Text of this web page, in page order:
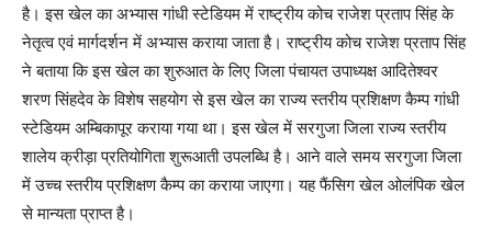
है। इस खेल का अभ्यास गांधी स्टेडियम में राष्ट्रीय कोच राजेश प्रताप सिंह के
नेतृत्व एवं मार्गदर्शन में अभ्यास कराया जाता है। राष्ट्रीय कोच राजेश प्रताप सिंह
ने बताया कि इस खेल का शुरुआत के लिए जिला पंचायत उपाध्यक्ष आदितेश्वर
शरण सिंहदेव के विशेष सहयोग से इस खेल का राज्य स्तरीय प्रशिक्षण कैम्प गांधी
स्टेडियम अम्बिकापूर कराया गया था। इस खेल में सरगुजा जिला राज्य स्तरीय
शालेय क्रीड़ा प्रतियोगिता शुरूआती उपलब्धि है। आने वाले समय सरगुजा जिला
में उच्च स्तरीय प्रशिक्षण कैम्प का कराया जाएगा। यह फैंसिग खेल ओलंपिक खेल
से मान्यता प्राप्त है।